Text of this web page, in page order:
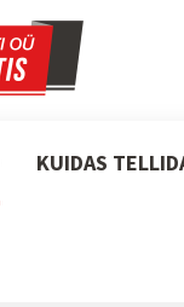
KUIDAS